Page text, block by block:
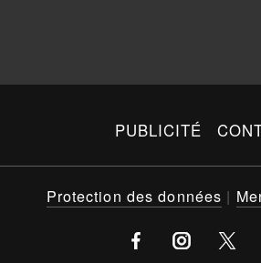
PUBLICITÉ
Protection des données |